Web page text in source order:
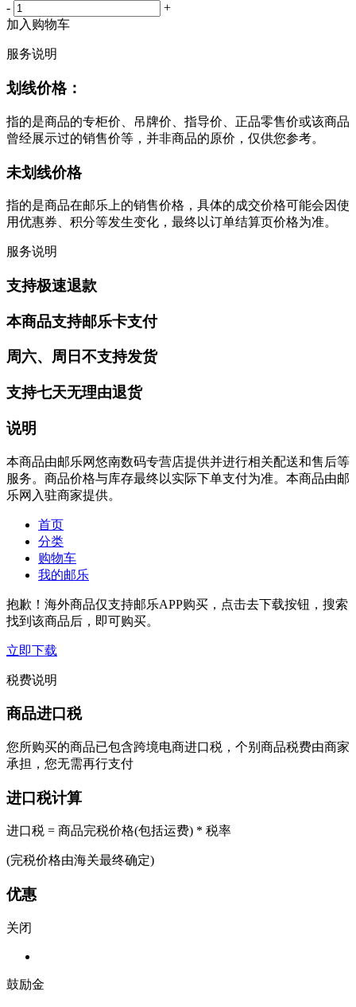
-
+
加入购物车
服务说明
划线价格：
指的是商品的专柜价、吊牌价、指导价、正品零售价或该商品
曾经展示过的销售价等，并非商品的原价，仅供您参考。
未划线价格
指的是商品在邮乐上的销售价格，具体的成交价格可能会因使
用优惠券、积分等发生变化，最终以订单结算页价格为准。
服务说明
支持极速退款
本商品支持邮乐卡支付
周六、周日不支持发货
支持七天无理由退货
说明
本商品由邮乐网悠南数码专营店提供并进行相关配送和售后等
服务。商品价格与库存最终以实际下单支付为准。本商品由邮
乐网入驻商家提供。
首页
分类
购物车
我的邮乐
抱歉！海外商品仅支持邮乐APP购买，点击去下载按钮，搜索
找到该商品后，即可购买。
立即下载
税费说明
商品进口税
您所购买的商品已包含跨境电商进口税，个别商品税费由商家
承担，您无需再行支付
进口税计算
进口税 = 商品完税价格(包括运费) * 税率
(完税价格由海关最终确定)
优惠
关闭
鼓励金